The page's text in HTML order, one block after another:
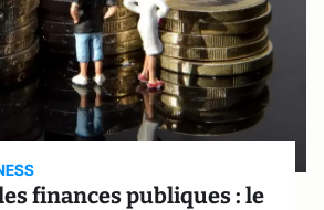
finances publiques : le